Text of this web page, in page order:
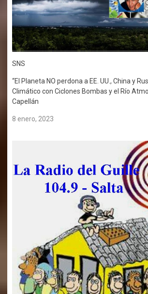
SNS
“El Planeta NO perdona a EE. UU., China y
Climático con Ciclones Bombas y el Río
Capellán
8 enero, 2023